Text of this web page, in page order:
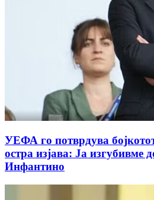
УЕФА го потврдува
остра изјава: Ја изгубивме
Инфантино